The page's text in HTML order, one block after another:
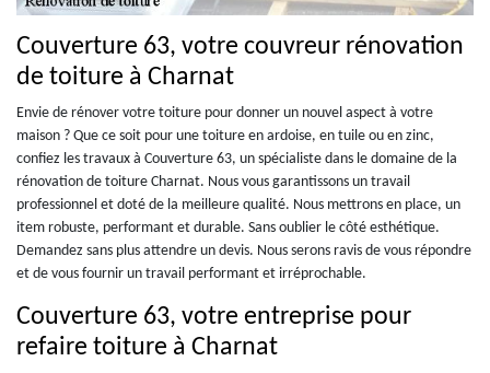
Couverture 63, votre couvreur rénovation
de toiture à Charnat
Envie de rénover votre toiture pour donner un nouvel aspect à votre
maison ? Que ce soit pour une toiture en ardoise, en tuile ou en zinc,
confiez les travaux à Couverture 63, un spécialiste dans le domaine de la
rénovation de toiture Charnat. Nous vous garantissons un travail
professionnel et doté de la meilleure qualité. Nous mettrons en place, un
item robuste, performant et durable. Sans oublier le côté esthétique.
Demandez sans plus attendre un devis. Nous serons ravis de vous répondre
et de vous fournir un travail performant et irréprochable.
Couverture 63, votre entreprise pour
refaire toiture à Charnat